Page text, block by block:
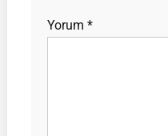
Yorum *